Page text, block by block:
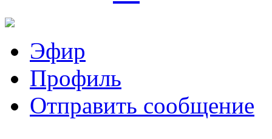
Эфир
Профиль
Отправить сообщение